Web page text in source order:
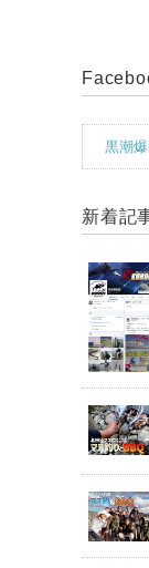
黒潮
新着記